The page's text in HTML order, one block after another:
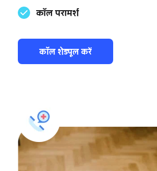
कॉल परामर्श
कॉल शेड्यूल करें